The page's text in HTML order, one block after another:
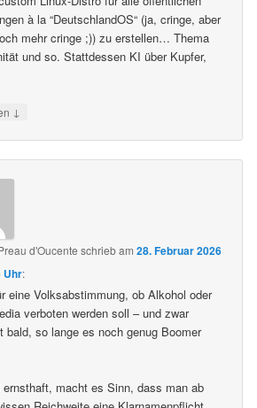
à la “DeutschlandOS“ (ja, cringe, aber
mehr cringe ;)) zu erstellen… Thema
und so. Stattdessen KI über Kupfer,
↓
d'Oucente schriebam28. Februar 2026
Uhr:
eine Volksabstimmung, ob Alkohol oder
verboten werden soll – und zwar
bald, so lange es noch genug Boomer
ernsthaft, macht es Sinn, dass man ab